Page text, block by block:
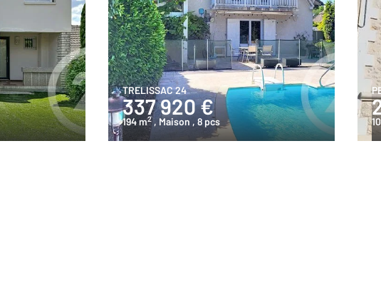
TRELISSAC 24
337 920 €
194 m2 , Maison , 8 pcs